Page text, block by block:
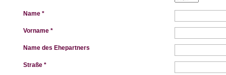
Name *
Vorname *
Name des Ehepartners
Straße *